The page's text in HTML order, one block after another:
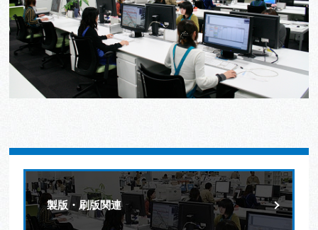
製版・刷版関連